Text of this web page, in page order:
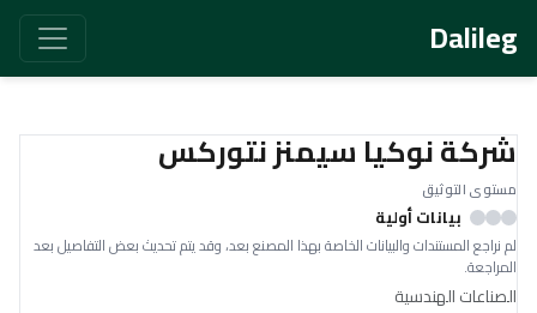
Dalileg
شركة نوكيا سيمنز نتوركس
مستوى التوثيق
بيانات أولية
لم نراجع المستندات والبيانات الخاصة بهذا المصنع بعد، وقد يتم تحديث بعض التفاصيل بعد
المراجعة.
الصناعات الهندسية